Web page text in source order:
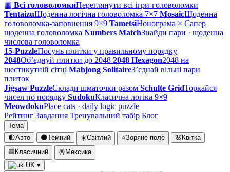
▦ Всі головоломкиПереглянути всі ігри-головоломки
TentaizuЩоденна логічна головоломка 7×7 MosaicЩоденна
головоломка-заповнення 9×9 TametsiНонограма × Сапер
щоденна головоломка Numbers MatchЗнайди пари · щоденна
числова головоломка
15-PuzzleПосунь плитки у правильному порядку
2048Об’єднуй плитки до 2048 2048 Hexagon2048 на
шестикутній сітці Mahjong SolitaireЗ’єднай вільні пари
плиток
Jigsaw PuzzleСклади шматочки разом Schulte GridТоркайся
чисел по порядку SudokuКласична логіка 9×9
MeowdokuPlace cats · daily logic puzzle
Рейтинг Завдання Тренувальний табір Блог
Тема
🌓Авто 🌑Темний ☀️Світлий ⭐Зоряне поле 🌸 Квітка
🟦 Класичний 🪅 Мексика
UK ▾